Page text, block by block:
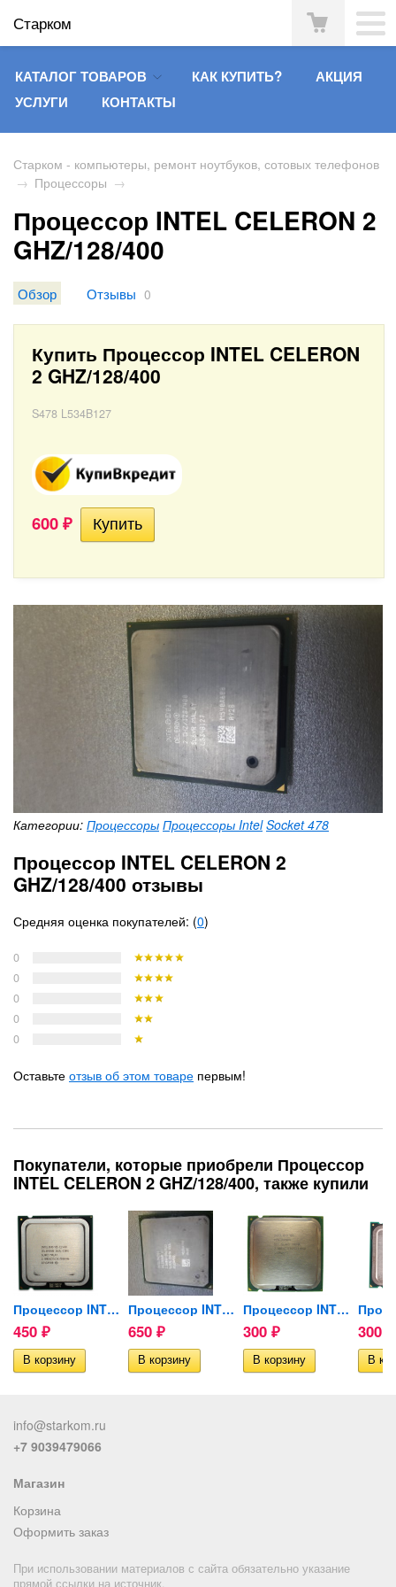
Старком
КАТАЛОГ ТОВАРОВ КАК КУПИТЬ?
АКЦИЯ
УСЛУГИ
КОНТАКТЫ
Старком - компьютеры, ремонт ноутбуков, сотовых телефонов
→ Процессоры →
Процессор INTEL CELERON 2
GHZ/128/400
Обзор Отзывы 0
Купить Процессор INTEL CELERON
2 GHZ/128/400
S478 L534B127
600 ₽
Категории: Процессоры Процессоры Intel Socket 478
Процессор INTEL CELERON 2
GHZ/128/400 отзывы
Средняя оценка покупателей: (0)
0
0
0
0
0
Оставьте отзыв об этом товаре первым!
Покупатели, которые приобрели Процессор
INTEL CELERON 2 GHZ/128/400, также купили
Процессор INTEL CELERON...
450 ₽
Процессор INTEL CELERON D...
650 ₽
Процессор INTEL PENTIUM 4...
300 ₽ 300
info@starkom.ru
+7 9039479066
Магазин
Корзина
Оформить заказ
При использовании материалов с сайта обязательно указание
прямой ссылки на источник.